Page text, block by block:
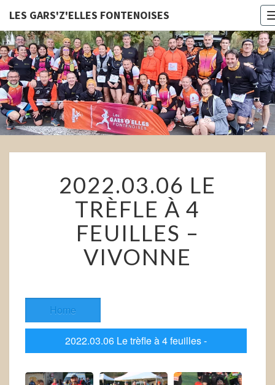
LES GARS'Z'ELLES FONTENOISES
LES
LE
TRÈFLE
4
FEUILLES
–
VIVONNE
2022.03.06 LE
TRÈFLE À 4
FEUILLES –
VIVONNE
Home
2022.03.06 Le trèfle à 4 feuilles -